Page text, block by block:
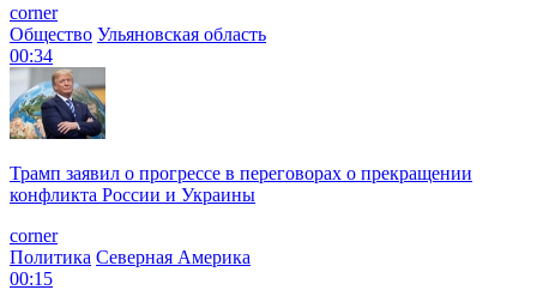
corner
Общество Ульяновская область
00:34
Трамп заявил о прогрессе в переговорах о прекращении
конфликта России и Украины
corner
Политика Северная Америка
00:15